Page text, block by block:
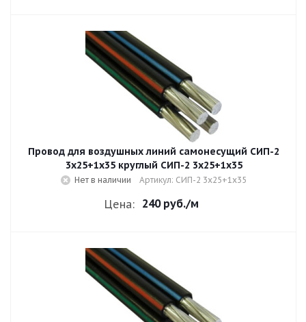
Провод для воздушных линий самонесущий СИП-2
3х25+1х35 круглый СИП-2 3х25+1х35
Нет в наличии Артикул: СИП-2 3х25+1х35
Цена: 240 руб./м